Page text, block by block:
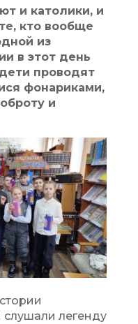
и католики, и
кто вообще
из
в этот день
проводят
фонариками,
и
слушали легенду